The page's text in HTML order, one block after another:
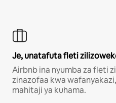
Je, unatafuta fleti
Airbnb ina nyumba za fleti
zinazofaa kwa
mahitaji ya kuhama.